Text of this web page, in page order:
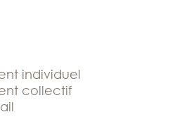
individuel
collectif